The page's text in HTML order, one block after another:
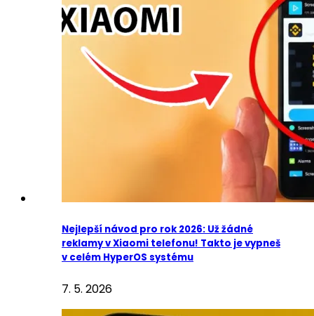
Nejlepší návod pro rok 2026: Už žádné
reklamy v Xiaomi telefonu! Takto je vypneš
v celém HyperOS systému
7. 5. 2026